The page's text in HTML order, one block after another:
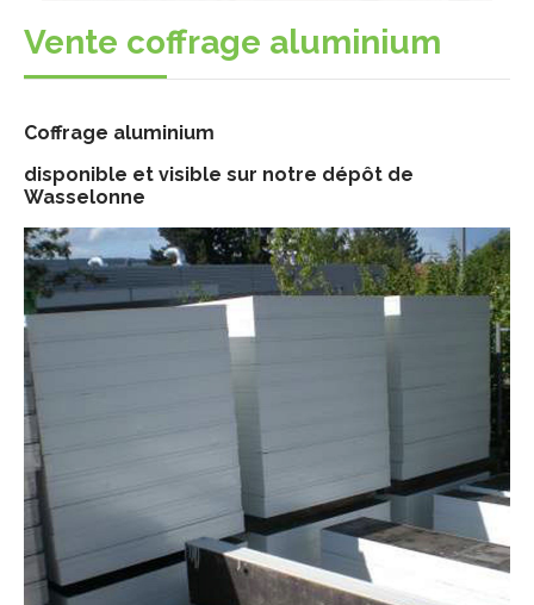
Vente coffrage aluminium
Coffrage aluminium
disponible et visible sur notre dépôt de
Wasselonne